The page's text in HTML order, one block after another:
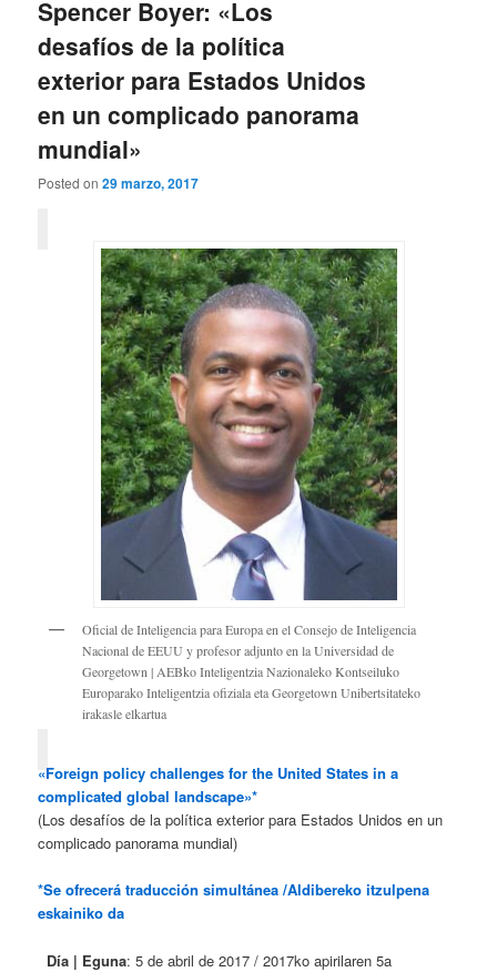
Spencer Boyer: «Los
desafíos de la política
exterior para Estados Unidos
en un complicado panorama
mundial»
Posted on29 marzo, 2017
Oficial de Inteligencia para Europa en el Consejo de Inteligencia
Nacional de EEUU y profesor adjunto en la Universidad de
Georgetown | AEBko Inteligentzia Nazionaleko Kontseiluko
Europarako Inteligentzia ofiziala eta Georgetown Unibertsitateko
irakasle elkartua
«Foreign policy challenges for the United States in a
complicated global landscape»*
(Los desafíos de la política exterior para Estados Unidos en un
complicado panorama mundial)
*Se ofrecerá traducción simultánea /Aldibereko itzulpena
eskainiko da
Día | Eguna: 5 de abril de 2017 / 2017ko apirilaren 5a